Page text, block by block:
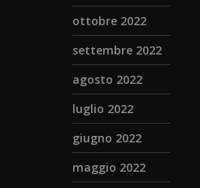
ottobre 2022
settembre 2022
agosto 2022
luglio 2022
giugno 2022
maggio 2022